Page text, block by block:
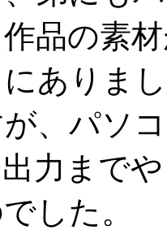
品の素
ありま
、パソ
力まで
した。